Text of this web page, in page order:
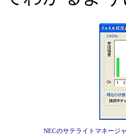
NECのサテライトマネージ